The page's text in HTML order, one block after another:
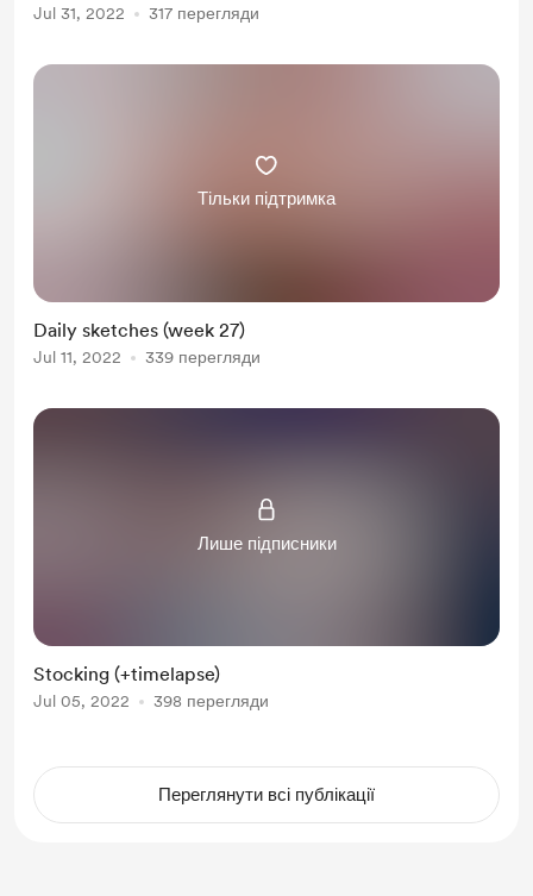
Jul 31, 2022 317 перегляди
Тільки підтримка
Daily sketches (week 27)
Jul 11, 2022 339 перегляди
Лише підписники
Stocking (+timelapse)
Jul 05, 2022 398 перегляди
Переглянути всі публікації